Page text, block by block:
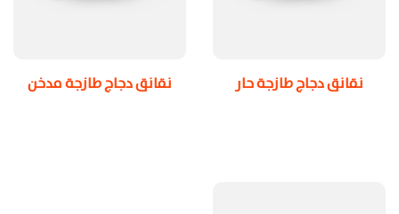
نقانق دجاج طازجة حار نقانق دجاج طازجة مدخن